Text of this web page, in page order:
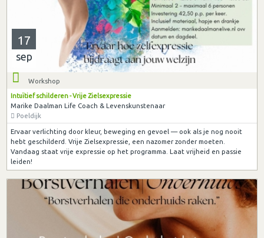
17
sep
Workshop
Intuïtief schilderen - Vrije Zielsexpressie
Marike Daalman Life Coach & Levenskunstenaar
Poeldijk
Ervaar verlichting door kleur, beweging en gevoel — ook als je nog nooit
hebt geschilderd. Vrije Zielsexpressie, een nazomer zonder moeten.
Vandaag staat vrije expressie op het programma. Laat vrijheid en passie
leiden!